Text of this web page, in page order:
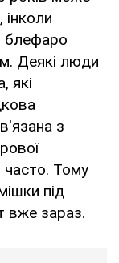
блефаро
Деякі люди
які
з
часто. Тому
під
вже зараз.